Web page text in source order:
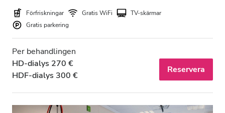
Lokaler
Gratis WiFi
Gratis överföring
Förfriskningar Gratis WiFi
TV-skärmar
Gratis parkering
Per behandlingen
HD-dialys 270 €
HDF-dialys 300 €
Reservera